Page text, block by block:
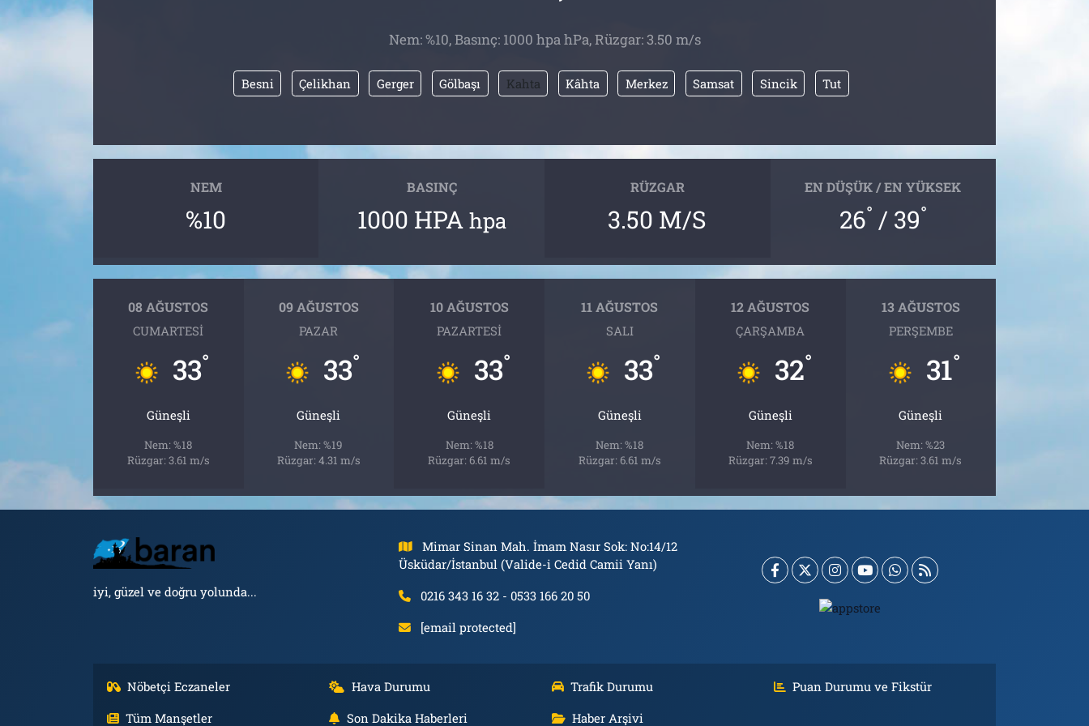
Nem: %10, Basınç: 1000 hpa hPa, Rüzgar: 3.50 m/s
Besni Çelikhan Gerger Gölbaşı Kahta Kâhta Merkez Samsat Sincik Tut
NEM
%10
BASINÇ
1000 HPA hpa
RÜZGAR
3.50 M/S
EN DÜŞÜK / EN YÜKSEK
26° / 39°
08 AĞUSTOS
CUMARTESI
33°
Güneşli
Nem: %18
Rüzgar: 3.61 m/s
09 AĞUSTOS
PAZAR
33°
Güneşli
Nem: %19
Rüzgar: 4.31 m/s
10 AĞUSTOS
PAZARTESI
33°
Güneşli
Nem: %18
Rüzgar: 6.61 m/s
11 AĞUSTOS
SALI
33°
Güneşli
Nem: %18
Rüzgar: 6.61 m/s
12 AĞUSTOS
ÇARŞAMBA
32°
Güneşli
Nem: %18
Rüzgar: 7.39 m/s
13 AĞUSTOS
PERŞEMBE
31°
Güneşli
Nem: %23
Rüzgar: 3.61 m/s
iyi, güzel ve doğru yolunda...
Mimar Sinan Mah. İmam Nasır Sok: No:14/12
Üsküdar/İstanbul (Valide-i Cedid Camii Yanı)
0216 343 16 32 - 0533 166 20 50
[email protected]
Nöbetçi Eczaneler Hava Durumu Trafik Durumu
Puan Durumu ve Fikstür
Tüm Manşetler
Son Dakika Haberleri Haber Arşivi